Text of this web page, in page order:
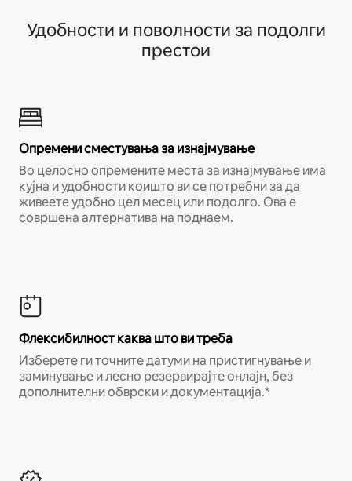
Удобности и поволности за подолги
престои
Опремени сместувања за изнајмување
Во целосно опремените места за изнајмување има
кујна и удобности коишто ви се потребни за да
живеете удобно цел месец или подолго. Ова е
совршена алтернатива на поднаем.
Флексибилност каква што ви треба
Изберете ги точните датуми на пристигнување и
заминување и лесно резервирајте онлајн, без
дополнителни обврски и документација.*